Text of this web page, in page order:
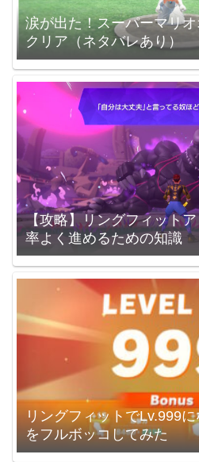
涙が出た！スーパーマリ
クリア（ネタバレあり）
【攻略】リングフィット
率よく進めるための知識
リングフィットでLv.999
をフルボッコしてみた